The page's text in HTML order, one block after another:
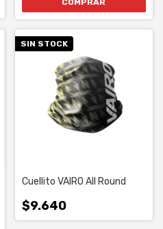
SIN STOCK
Cuellito VAIRO All Round
$9.640